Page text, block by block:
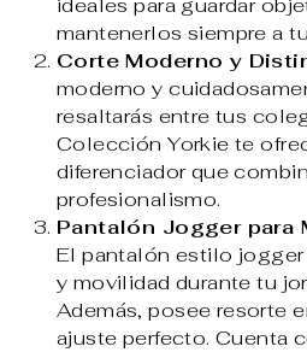
mantenerlos siempre a
Corte Moderno y
moderno y
resaltarás entre tus
Colección Yorkie te
diferenciador que
profesionalismo.
Pantalón Jogger para
El pantalón estilo
y movilidad durante tu
Además, posee resorte
ajuste perfecto. Cuenta